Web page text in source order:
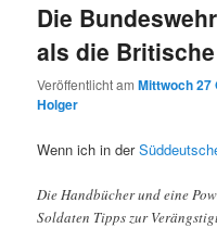
Die
als die
Veröffentlicht amMittwoch 27
Holger
Wenn ich in der
Die Handbücher und eine
Soldaten Tipps zur